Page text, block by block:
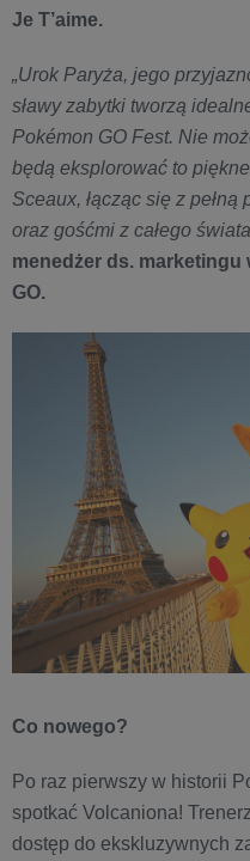
Je T’aime.
„Urok Paryża, jego
sławy zabytki tworzą
Pokémon GO Fest. Nie
będą eksplorować to
Sceaux, łącząc się z
oraz gośćmi z całego świata
menedżer ds. marketingu
GO.
Co nowego?
Po raz pierwszy w historii
spotkać Volcaniona!
dostęp do ekskluzywnych